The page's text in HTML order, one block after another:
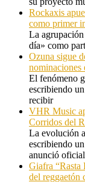
Rockaxis
como primer
La
día» como
Ozuna sigue
nominaciones
El fenómeno
escribiendo
recibir
VHR Music
Corridos del
La evolución
escribiendo
anunció
Giafra “Rasta
del reggaetón